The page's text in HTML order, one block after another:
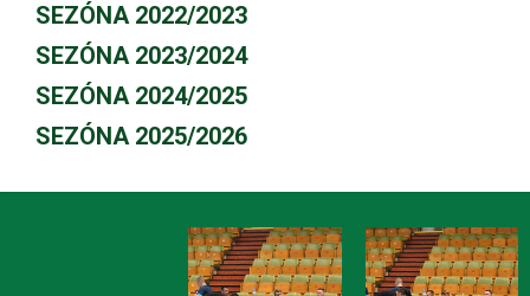
SEZÓNA 2022/2023
SEZÓNA 2023/2024
SEZÓNA 2024/2025
SEZÓNA 2025/2026